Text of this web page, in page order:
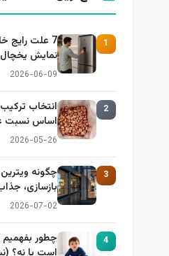
1
7 علت
نمایش
2026-06-09
2
انتخاب
اساس نسبت
2026-05-26
3
چگونه
بازسازی،
2026-07-02
4
چطور بفهمیم